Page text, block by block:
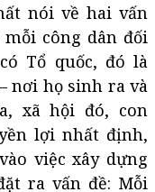
nói về hai vấn
công dân đối
Tổ quốc, đó là
nơi họ sinh ra và
xã hội đó, con
lợi nhất định,
việc xây dựng
ra vấn đề: Mỗi